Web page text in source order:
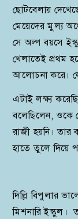
ছোটবেলায়
মেয়েদের মুল্য
সে অল্প বয়সে
খেলাতেই প্রথম
আলোচনা করে।
এটাই লক্ষ্য
বলেছিলেন, ওকে
রাজী হয়নি।
হাতে তুলে দিয়ে
দিল্লি বিপুলার
মিশনারি ইস্কুল।